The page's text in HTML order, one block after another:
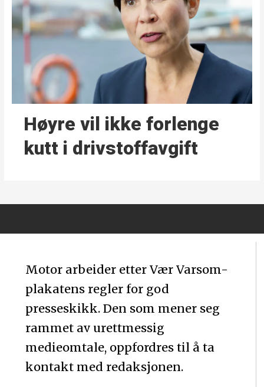
Høyre vil ikke forlenge
kutt i drivstoffavgift
Motor arbeider etter Vær Varsom-
plakatens regler for god
presseskikk. Den som mener seg
rammet av urettmessig
medieomtale, oppfordres til å ta
kontakt med redaksjonen.